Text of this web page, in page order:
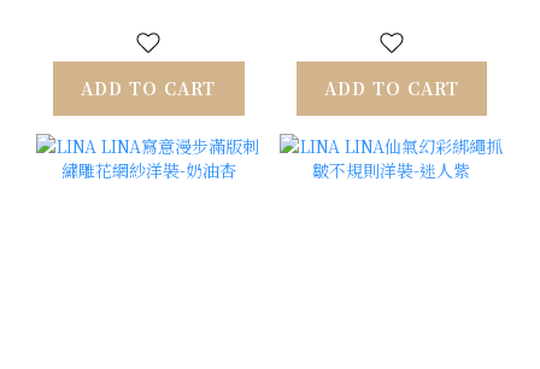
ADD TO CART ADD TO CART